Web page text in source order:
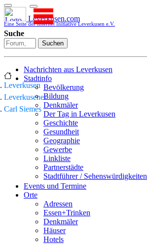
Leverkusen.com
Eine Seite der Internet Initiative Leverkusen e.V.
Suche
Suchen
Nachrichten aus Leverkusen
Stadtinfo
Bevölkerung
Bildung
Denkmäler
Der Tag in Leverkusen
Geschichte
Gesundheit
Geographie
Gewerbe
Linkliste
Partnerstädte
Stadtführer / Sehenswürdigkeiten
Stadtplan
Sport
Who is who
Wohnen
Events und Termine
Orte
Adressen
Essen+Trinken
Denkmäler
Häuser
Hotels
Leverkusen
Leverkusener
Carl Siemes